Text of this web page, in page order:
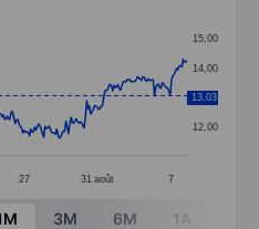
points.
categories.
values. Data ranges
27 31 août 7
12,00
13,00
14,00
15,00
13,03
3M 6M 1A